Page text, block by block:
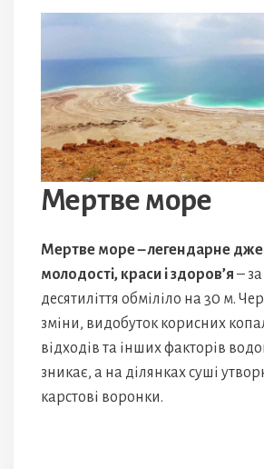
Мертве море
Мертве море – легендарне
молодості, краси і здоров’я –
десятиліття обміліло на 30 м.
зміни, видобуток корисних
відходів та інших факторів
зникає, а на ділянках суші
карстові воронки.